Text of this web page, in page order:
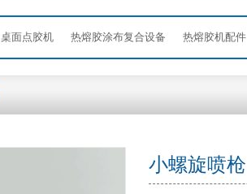
桌面点胶机 热熔胶涂布复合设备 热熔胶机配件
小螺旋喷枪